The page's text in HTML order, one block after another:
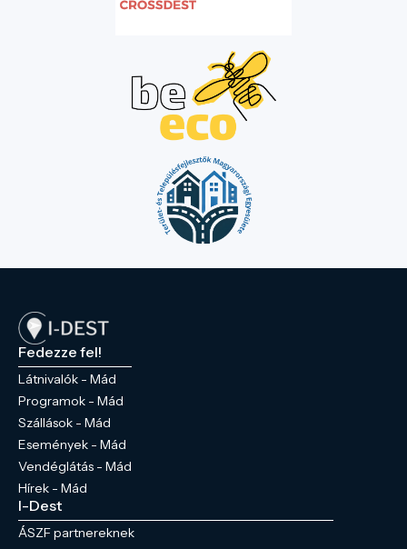
Fedezze fel!
Látnivalók - Mád
Programok - Mád
Szállások - Mád
Események - Mád
Vendéglátás - Mád
Hírek - Mád
I-Dest
ÁSZF partnereknek